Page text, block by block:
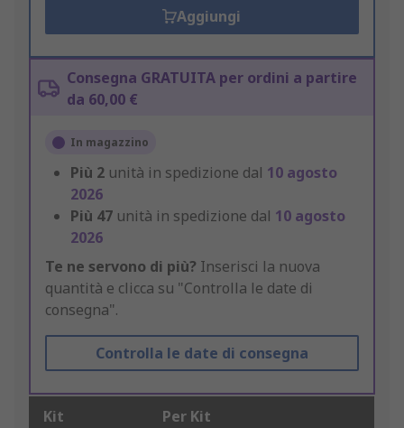
Aggiungi
Consegna GRATUITA per ordini a partire
da 60,00 €
In magazzino
Più 2 unità in spedizione dal 10 agosto
2026
Più 47 unità in spedizione dal 10 agosto
2026
Te ne servono di più? Inserisci la nuova
quantità e clicca su "Controlla le date di
consegna".
Controlla le date di consegna
Kit Per Kit